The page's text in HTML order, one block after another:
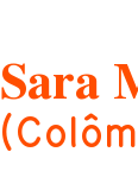
Sara